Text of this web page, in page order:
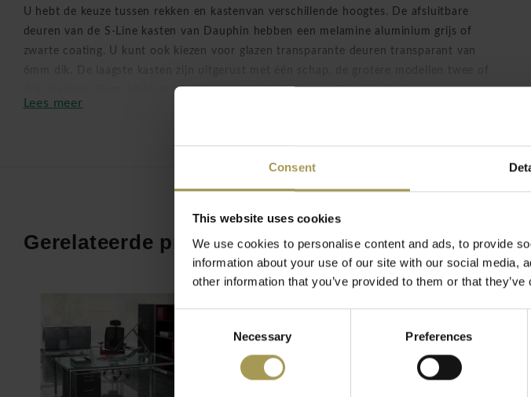
Consent
This website uses cookies
We use cookies to personalise content and ads, to provide
information about your use of our site with our social media,
other information that you’ve provided to them or that
Necessary Preferences
U hebt de keuze tussen rekken en kastenvan verschillende hoogtes. De afsluitbare
deuren van de S-Line kasten van Dauphin hebben een melamine aluminium grijs of
zwarte coating. U kunt ook kiezen voor glazen transparante deuren transparant van
drie planken. Deze planken zijn verstelbaar in hoogte en afstand zodat u uw mappen
op elke hoogte kan plaatsen.
verchroomd stalen buis, veiligheidsglas
90,8h x 80,2b x 43d cm
Lees meer
Gerelateerde producten